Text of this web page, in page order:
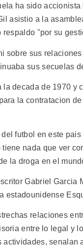
ha sido
asistio a la
"por su
sobre sus
sus secuelas
la decada de 1970
la contratacion
futbol en este
nada que ver
la droga en el
Gabriel Garcia
estadounidense
relaciones
entre lo legal y
actividades, senalan